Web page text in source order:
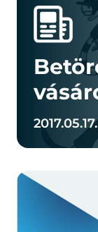
2017.05.17.